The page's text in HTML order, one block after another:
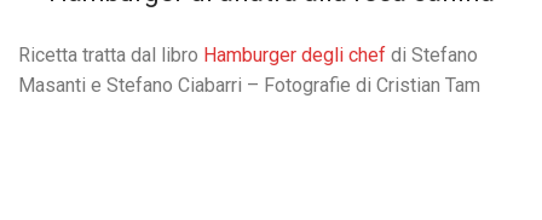
Ricetta tratta dal libro Hamburger degli chef di Stefano
Masanti e Stefano Ciabarri – Fotografie di Cristian Tam